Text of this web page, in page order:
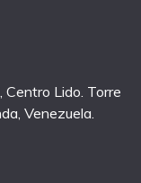
Centro Lido. Torre
Venezuela.